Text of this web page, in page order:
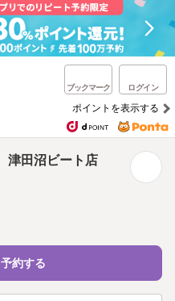
ブックマーク ログイン
ポイントを表示する
田沼ビート店
約する